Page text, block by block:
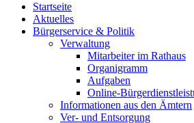
Startseite
Aktuelles
Bürgerservice & Politik
Verwaltung
Mitarbeiter im Rathaus
Organigramm
Aufgaben
Online-
Informationen aus den Ämtern
Ver- und Entsorgung